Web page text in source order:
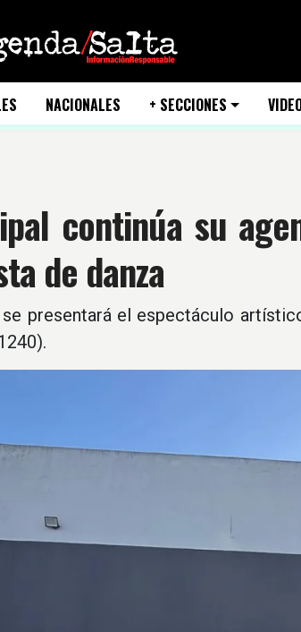
NACIONALES + SECCIONES
continúa su
de danza
presentará el espectáculo